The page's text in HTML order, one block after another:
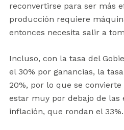
reconvertirse para ser más
producción requiere
entonces necesita salir a
Incluso, con la tasa del
el 30% por ganancias, la
20%, por lo que se
estar muy por debajo de las
inflación, que rondan el 33%.